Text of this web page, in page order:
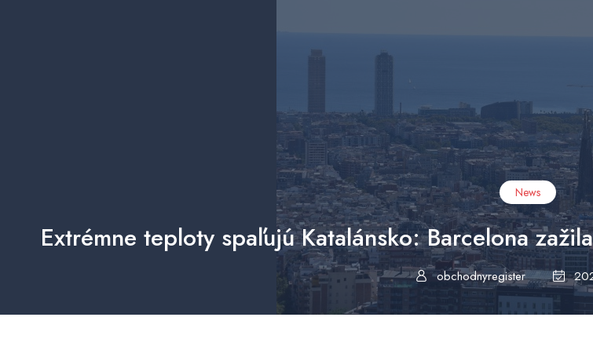
News
Extrémne teploty spaľujú Katalánsko: Barcelona
obchodnyregister